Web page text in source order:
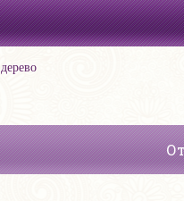
дерево